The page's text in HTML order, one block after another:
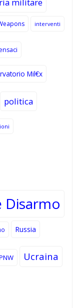
interventi
Mil€x
politica
Disarmo
Russia
Ucraina